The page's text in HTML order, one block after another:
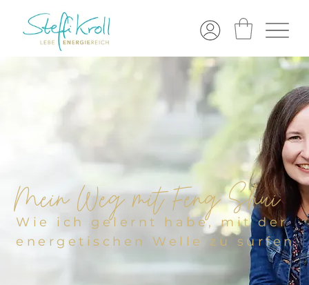
Mein Weg mit Feng Shui
Wie ich gelernt habe, mit der
energetischen Welle zu surfen